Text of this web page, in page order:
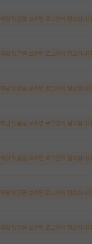
해당 댓글을 보려면 로그인이 필요합니
해당 댓글을 보려면 로그인이 필요합니
해당 댓글을 보려면 로그인이 필요합니
해당 댓글을 보려면 로그인이 필요합니
해당 댓글을 보려면 로그인이 필요합니
해당 댓글을 보려면 로그인이 필요합니
해당 댓글을 보려면 로그인이 필요합니